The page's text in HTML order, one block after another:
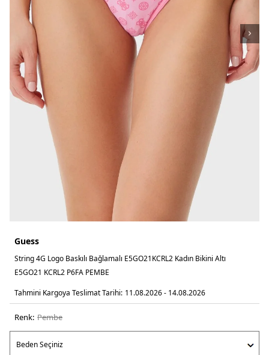
Guess
String 4G Logo Baskılı Bağlamalı E5GO21KCRL2 Kadın Bikini Altı
E5GO21 KCRL2 P6FA PEMBE
Tahmini Kargoya Teslimat Tarihi: 11.08.2026 - 14.08.2026
Renk: pembe